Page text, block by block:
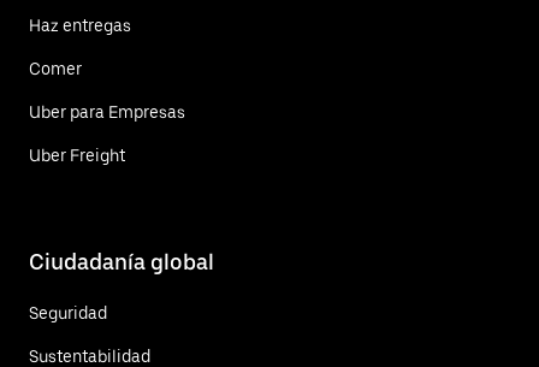
Haz entregas
Comer
Uber para Empresas
Uber Freight
Ciudadanía global
Seguridad
Sustentabilidad